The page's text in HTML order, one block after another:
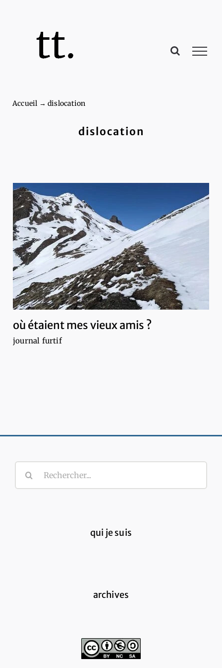
Accueil → dislocation
dislocation
où étaient mes vieux amis ?
journal furtif
Rechercher:
qui je suis
archives